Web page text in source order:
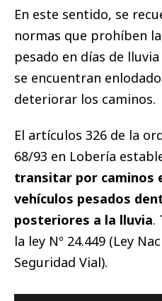
En este sentido, se
normas que prohíben
pesado en días de
se encuentran
deteriorar los caminos.
El artículos 326 de la
68/93 en Lobería
transitar por caminos
vehículos pesados
posteriores a la lluvia.
la ley Nº 24.449 (Ley
Seguridad Vial).